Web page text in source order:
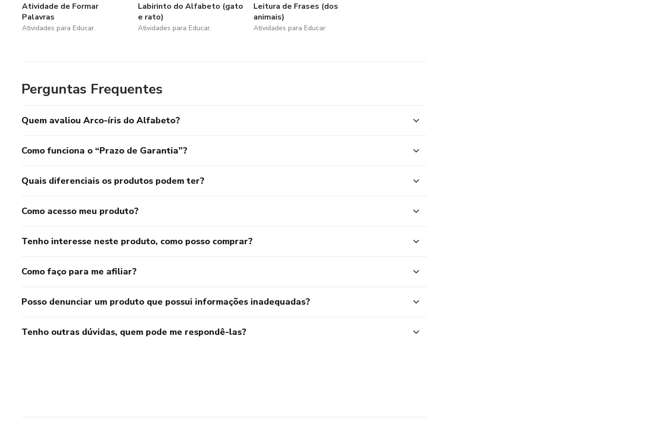
Atividade de Formar
Palavras
Atividades para Educar.
Labirinto do Alfabeto (gato
e rato)
Atividades para Educar.
Leitura de Frases (dos
animais)
Atividades para Educar.
Perguntas Frequentes
Quem avaliou Arco-íris do Alfabeto?
Como funciona o “Prazo de Garantia”?
Quais diferenciais os produtos podem ter?
Como acesso meu produto?
Tenho interesse neste produto, como posso comprar?
Como faço para me afiliar?
Posso denunciar um produto que possui informações inadequadas?
Tenho outras dúvidas, quem pode me respondê-las?